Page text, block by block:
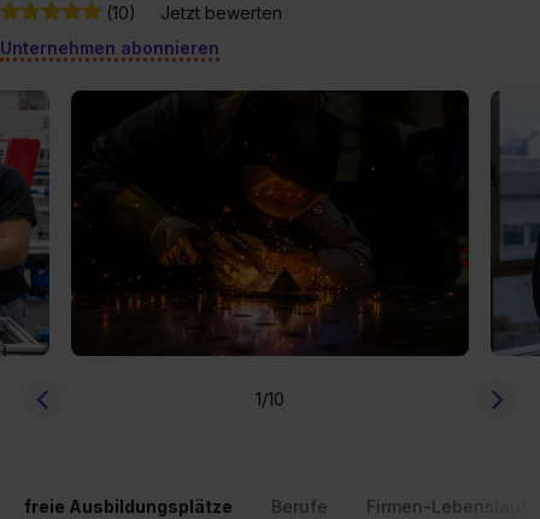
(10)
Jetzt bewerten
Unternehmen abonnieren
1/10
freie Ausbildungsplätze Berufe Firmen-Lebenslauf